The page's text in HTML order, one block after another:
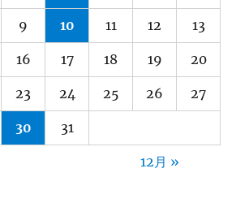
9 10 11 12 13
16 17 18 19 20
23 24 25 26 27
30 31
12月 »